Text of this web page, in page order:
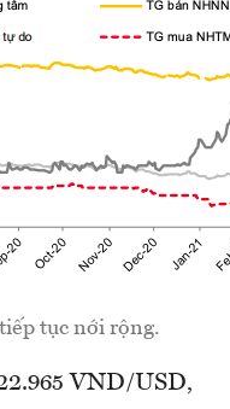
tục nới rộng.
VND/USD,